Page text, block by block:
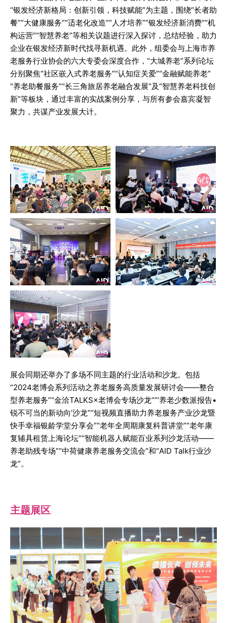
“银发经济新格局：创新引领，科技赋能”为主题，围绕“长者助
餐”“大健康服务”“适老化改造”“人才培养”“银发经济新消费”“机
构运营”“智慧养老”等相关议题进行深入探讨，总结经验，助力
企业在银发经济新时代找寻新机遇。此外，组委会与上海市养
老服务行业协会的六大专委会深度合作，“大城养老”系列论坛
分别聚焦“社区嵌入式养老服务”“认知症关爱”“金融赋能养老”
“养老助餐服务”“长三角旅居养老融合发展”及“智慧养老科技创
新”等板块，通过丰富的实战案例分享，与所有参会嘉宾凝智
聚力，共谋产业发展大计。
展会同期还举办了多场不同主题的行业活动和沙龙。包括
“2024老博会系列活动之养老服务高质量发展研讨会——整合
型养老服务”“金洽TALKS×老博会专场沙龙”“‘养老少数派报告•
锐不可当的新动向’沙龙”“短视频直播助力养老服务产业沙龙暨
快手幸福银龄学堂分享会”“老年全周期康复科普讲堂”“老年康
复辅具租赁上海论坛”“智能机器人赋能百业系列沙龙活动——
养老助残专场”“中荷健康养老服务交流会”和“AID Talk行业沙
龙”。
主题展区